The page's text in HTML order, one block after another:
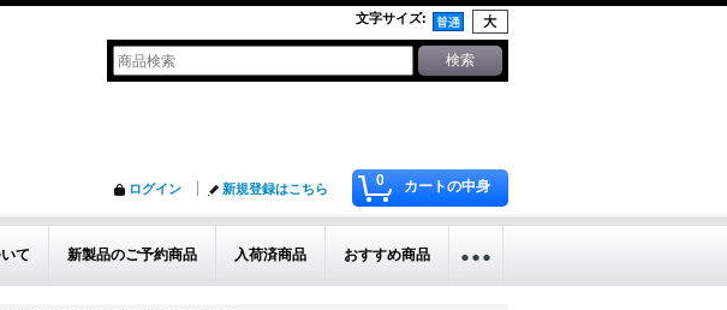
文字サイズ:
0 カートの中身
ログイン 新規登録はこちら
て 新製品のご予約商品 入荷済商品 おすすめ商品